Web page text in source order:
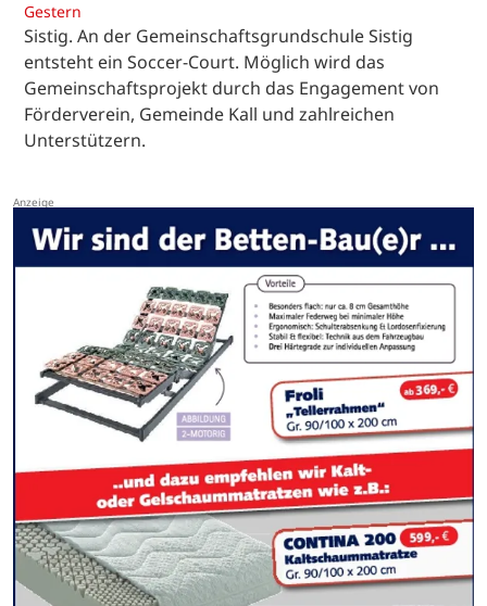
Gestern
Sistig. An der Gemeinschaftsgrundschule Sistig
entsteht ein Soccer-Court. Möglich wird das
Gemeinschaftsprojekt durch das Engagement von
Förderverein, Gemeinde Kall und zahlreichen
Unterstützern.